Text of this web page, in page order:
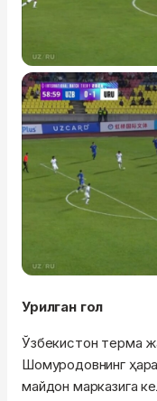
Урилган гол
Ўзбекистон терма
Шомуродовнинг
майдон марказига